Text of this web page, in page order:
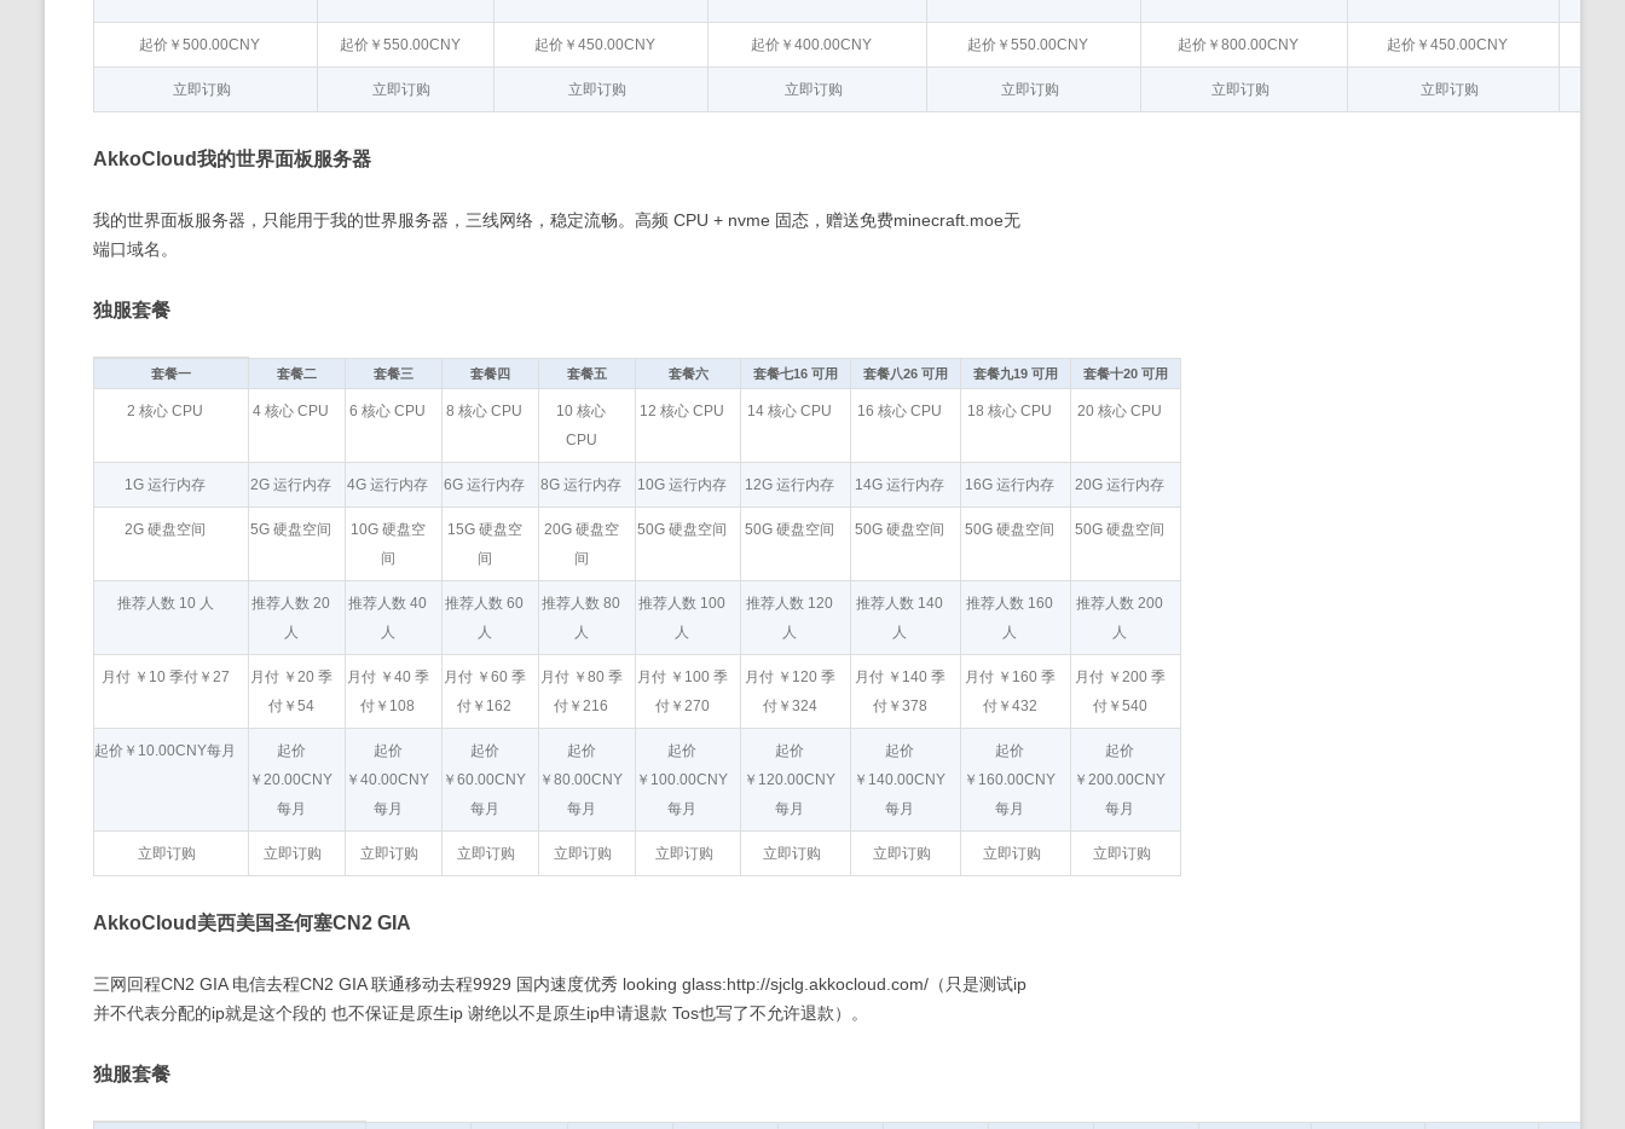
起价￥500.00CNY 起价￥550.00CNY 起价￥450.00CNY 起价￥400.00CNY 起价￥550.00CNY 起价￥800.00CNY 起价￥450.00CNY
立即订购 立即订购 立即订购 立即订购 立即订购 立即订购 立即订购
AkkoCloud我的世界面板服务器
我的世界面板服务器，只能用于我的世界服务器，三线网络，稳定流畅。高频 CPU + nvme 固态，赠送免费minecraft.moe无
端口域名。
独服套餐
套餐一 套餐二 套餐三 套餐四 套餐五 套餐六 套餐七16 可用 套餐八26 可用 套餐九19 可用 套餐十20 可用
2 核心 CPU 4 核心 CPU 6 核心 CPU 8 核心 CPU
10 核心
CPU
12 核心 CPU 14 核心 CPU 16 核心 CPU 18 核心 CPU 20 核心 CPU
1G 运行内存 2G 运行内存 4G 运行内存 6G 运行内存 8G 运行内存 10G 运行内存 12G 运行内存 14G 运行内存 16G 运行内存 20G 运行内存
2G 硬盘空间 5G 硬盘空间
10G 硬盘空
间
15G 硬盘空
间
20G 硬盘空
间
50G 硬盘空间 50G 硬盘空间 50G 硬盘空间 50G 硬盘空间 50G 硬盘空间
推荐人数 10 人
推荐人数 20
人
推荐人数 40
人
推荐人数 60
人
推荐人数 80
人
推荐人数 100
人
推荐人数 120
人
推荐人数 140
人
推荐人数 160
人
推荐人数 200
人
月付 ￥10 季付￥27
月付 ￥20 季
付￥54
月付 ￥40 季
付￥108
月付 ￥60 季
付￥162
月付 ￥80 季
付￥216
月付 ￥100 季
付￥270
月付 ￥120 季
付￥324
月付 ￥140 季
付￥378
月付 ￥160 季
付￥432
月付 ￥200 季
付￥540
起价￥10.00CNY每月
起价
￥20.00CNY
每月
起价
￥40.00CNY
每月
起价
￥60.00CNY
每月
起价
￥80.00CNY
每月
起价
￥100.00CNY
每月
起价
￥120.00CNY
每月
起价
￥140.00CNY
每月
起价
￥160.00CNY
每月
起价
￥200.00CNY
每月
立即订购 立即订购 立即订购 立即订购 立即订购 立即订购 立即订购 立即订购 立即订购 立即订购
AkkoCloud美西美国圣何塞CN2 GIA
三网回程CN2 GIA 电信去程CN2 GIA 联通移动去程9929 国内速度优秀 looking glass:http://sjclg.akkocloud.com/（只是测试ip
并不代表分配的ip就是这个段的 也不保证是原生ip 谢绝以不是原生ip申请退款 Tos也写了不允许退款）。
独服套餐